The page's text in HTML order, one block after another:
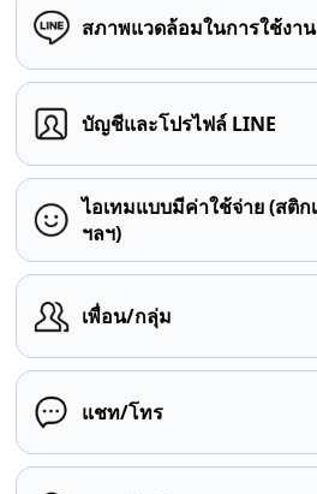
สภาพแวดล้อมในการใช้งา
บัญชีและโปรไฟล์ LINE
ไอเทมแบบมีค่าใช้จ่าย (สติก
ฯลฯ)
เพื่อน/กลุ่ม
แชท/โทร